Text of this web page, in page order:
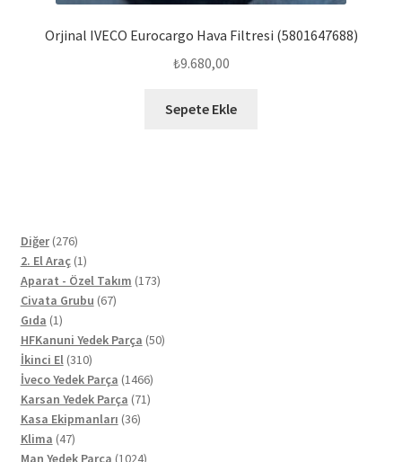
Orjinal IVECO Eurocargo Hava Filtresi (5801647688)
₺9.680,00
Sepete Ekle
Diğer 276276
ürün
2. El Araç 11
ürün
Aparat - Özel Takım 173173
Civata Grubu 6767
Gıda 11
ürün
HFKanuni Yedek Parça 5050
İkinci El 310310
ürün
İveco Yedek Parça 14661466
ürün
Karsan Yedek Parça 7171
Kasa Ekipmanları 3636
Klima 4747
ürün
Man Yedek Parça 10241024